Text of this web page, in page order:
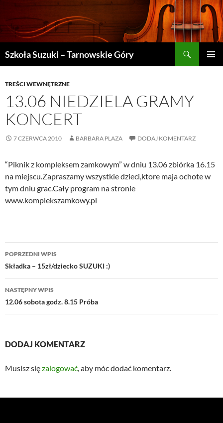
Szkoła Suzuki – Tarnowskie Góry
TREŚCI
TREŚCI WEWNĘTRZNE
13.06 NIEDZIELA GRAMY
KONCERT
7 CZERWCA 2010 BARBARA PLAZA DODAJ KOMENTARZ
“Piknik z kompleksem zamkowym” w dniu 13.06 zbiórka 16.15
na miejscu.Zapraszamy wszystkie dzieci,ktore maja ochote w
tym dniu grac.Cały program na stronie
www.komplekszamkowy.pl
Nawigacja
wpisu
POPRZEDNI WPIS
Składka – 15zł/dziecko SUZUKI :)
NASTĘPNY WPIS
12.06 sobota godz. 8.15 Próba
DODAJ KOMENTARZ
Musisz sięzalogować, aby móc dodać komentarz.